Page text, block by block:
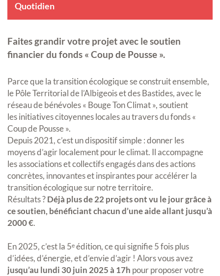
Quotidien
Faites grandir votre projet avec le soutien
financier du fonds « Coup de Pousse ».
Parce que la transition écologique se construit ensemble,
le Pôle Territorial de l’Albigeois et des Bastides, avec le
réseau de bénévoles « Bouge Ton Climat », soutient
les initiatives citoyennes locales au travers du fonds «
Coup de Pousse ».
Depuis 2021, c’est un dispositif simple : donner les
moyens d’agir localement pour le climat. Il accompagne
les associations et collectifs engagés dans des actions
concrètes, innovantes et inspirantes pour accélérer la
transition écologique sur notre territoire.
Résultats ?Déjà plus de 22 projets ont vu le jour grâce à
ce soutien, bénéficiant chacun d’une aide allant jusqu’à
2000 €.
En 2025, c’est la 5ᵉ édition, ce qui signifie 5 fois plus
d’idées, d’énergie, et d’envie d’agir ! Alors vous avez
jusqu’au lundi 30 juin 2025 à 17h pour proposer votre